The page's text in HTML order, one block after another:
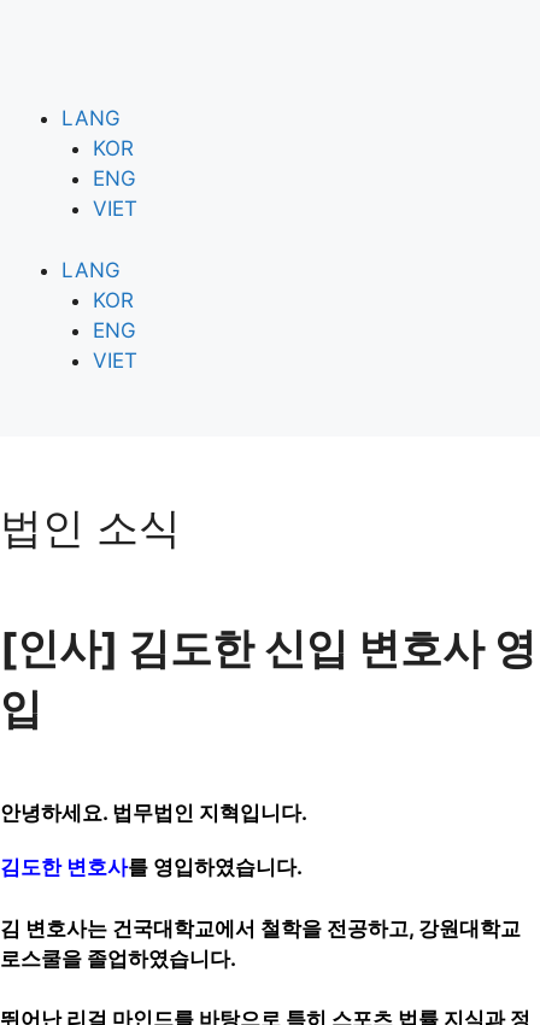
LANG
KOR
ENG
VIET
LANG
KOR
ENG
VIET
법인 소식
[인사] 김도한 신입 변호사 영
입
안녕하세요. 법무법인 지혁 입니다.
김도한 변호사를 영입하였습니다.
김 변호사는 건국대학교에서 철학을 전공하고, 강원대학교
로스쿨을 졸업하였습니다.
뛰어난 리걸 마인드를 바탕으로 특히 스포츠 법률 지식과 정